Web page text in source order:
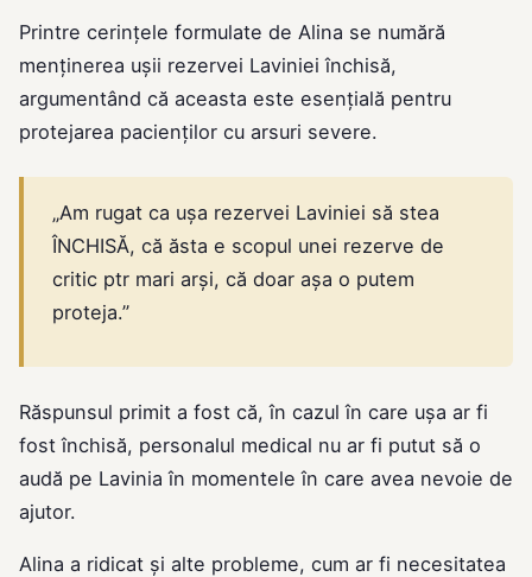
Printre cerințele formulate de Alina se numără
menținerea ușii rezervei Laviniei închisă,
argumentând că aceasta este esențială pentru
protejarea pacienților cu arsuri severe.
„Am rugat ca ușa rezervei Laviniei să stea
ÎNCHISĂ, că ăsta e scopul unei rezerve de
critic ptr mari arși, că doar așa o putem
proteja.”
Răspunsul primit a fost că, în cazul în care ușa ar fi
fost închisă, personalul medical nu ar fi putut să o
audă pe Lavinia în momentele în care avea nevoie de
ajutor.
Alina a ridicat și alte probleme, cum ar fi necesitatea